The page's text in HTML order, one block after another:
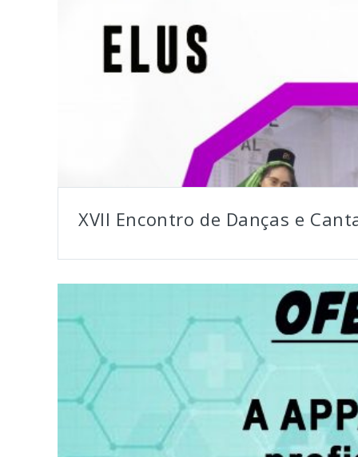
XVII Encontro de Danças e